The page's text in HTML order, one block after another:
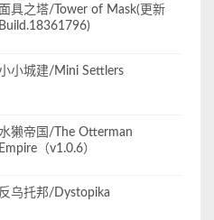
面具之塔/Tower of Mask(更新
Build.18361796)
小城建/Mini Settlers
水獭帝国/The Otterman
Empire（v1.0.6）
反乌托邦/Dystopika